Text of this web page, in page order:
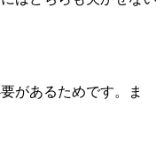
があるためです。ま